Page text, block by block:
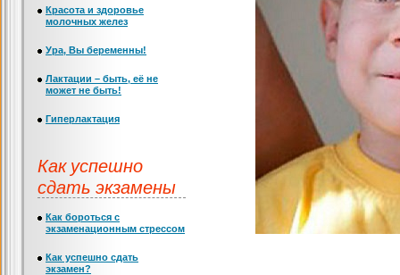
Красота и здоровье
молочных желез
Ура, Вы беременны!
Лактации – быть, её не
может не быть!
Гиперлактация
Как успешно
сдать экзамены
Как бороться с
экзаменационным стрессом
Как успешно сдать
экзамен?